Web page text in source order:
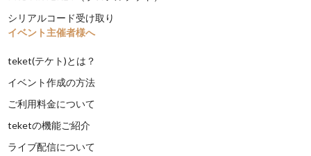
シリアルコード受け取り
イベント主催者様へ
teket(テケト)とは？
イベント作成の方法
ご利用料金について
teketの機能ご紹介
ライブ配信について